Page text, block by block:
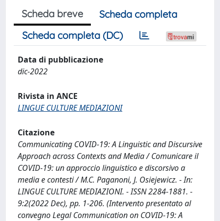
Scheda breve
Scheda completa
Scheda completa (DC)
Data di pubblicazione
dic-2022
Rivista in ANCE
LINGUE CULTURE MEDIAZIONI
Citazione
Communicating COVID-19: A Linguistic and Discursive
Approach across Contexts and Media / Comunicare il
COVID-19: un approccio linguistico e discorsivo a
media e contesti / M.C. Paganoni, J. Osiejewicz. - In:
LINGUE CULTURE MEDIAZIONI. - ISSN 2284-1881. -
9:2(2022 Dec), pp. 1-206. (Intervento presentato al
convegno Legal Communication on COVID-19: A